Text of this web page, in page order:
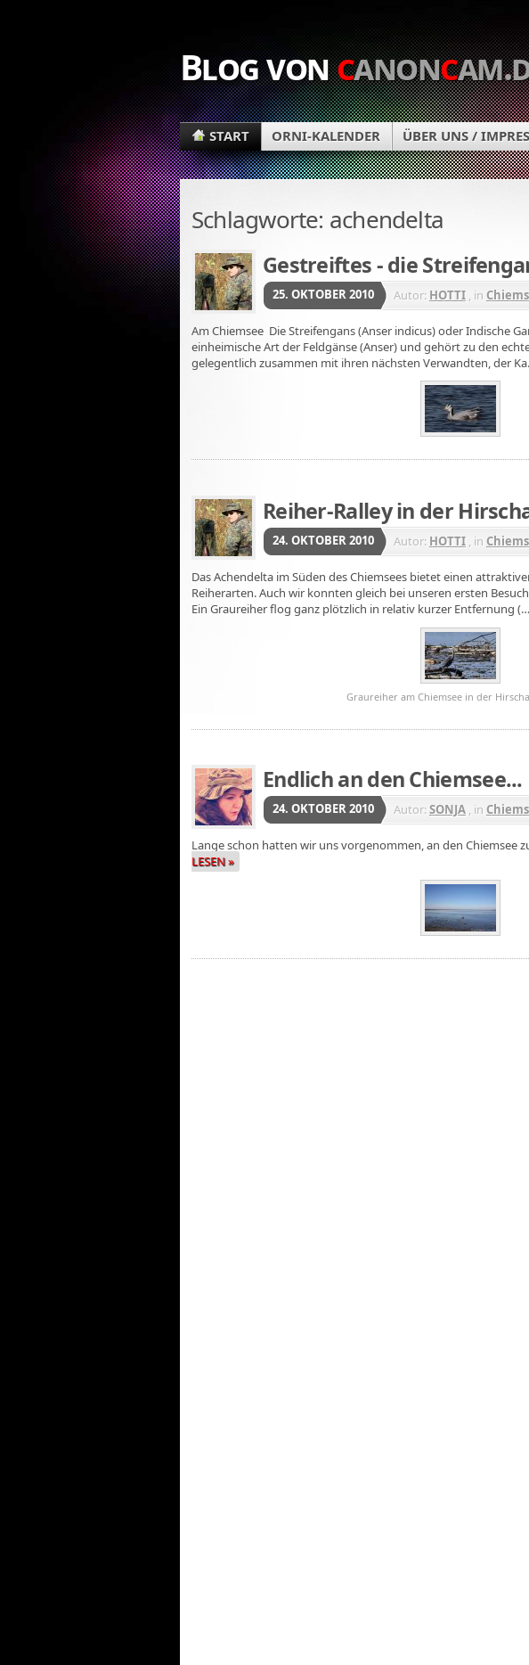
Blog voncanonc
START ORNI-KALENDER ÜBER UNS /
Schlagworte: achendelta
Gestreiftes - die
25. OKTOBER 2010 Autor: HOTTI , in
Am Chiemsee Die Streifengans (Anser indicus) oder Indische
einheimische Art der Feldgänse (Anser) und gehört zu den
gelegentlich zusammen mit ihren nächsten Verwandten, der
Reiher-Ralley in der
24. OKTOBER 2010 Autor: HOTTI , in
Das Achendelta im Süden des Chiemsees bietet einen
Reiherarten. Auch wir konnten gleich bei unseren ersten
Ein Graureiher flog ganz plötzlich in relativ kurzer Entfernung (…
Graureiher am Chiemsee in der
Endlich an den Chiemsee...
24. OKTOBER 2010 Autor:SONJA , in
Lange schon hatten wir uns vorgenommen, an den Chiemsee
LESEN »